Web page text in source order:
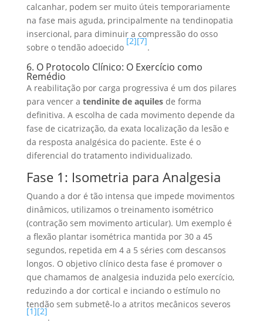
calcanhar, podem ser muito úteis temporariamente
na fase mais aguda, principalmente na tendinopatia
insercional, para diminuir a compressão do osso
sobre o tendão adoecido
[2][7]
.
6. O Protocolo Clínico: O Exercício como
Remédio
A reabilitação por carga progressiva é um dos pilares
para vencer a tendinite de aquilesde forma
definitiva. A escolha de cada movimento depende da
fase de cicatrização, da exata localização da lesão e
da resposta analgésica do paciente. Este é o
diferencial do tratamento individualizado.
Fase 1: Isometria para Analgesia
Quando a dor é tão intensa que impede movimentos
dinâmicos, utilizamos o treinamento isométrico
(contração sem movimento articular). Um exemplo é
a flexão plantar isométrica mantida por 30 a 45
segundos, repetida em 4 a 5 séries com descansos
longos. O objetivo clínico desta fase é promover o
que chamamos de analgesia induzida pelo exercício,
reduzindo a dor cortical e inciando o estímulo no
tendão sem submetê-lo a atritos mecânicos severos
[1][2]
.